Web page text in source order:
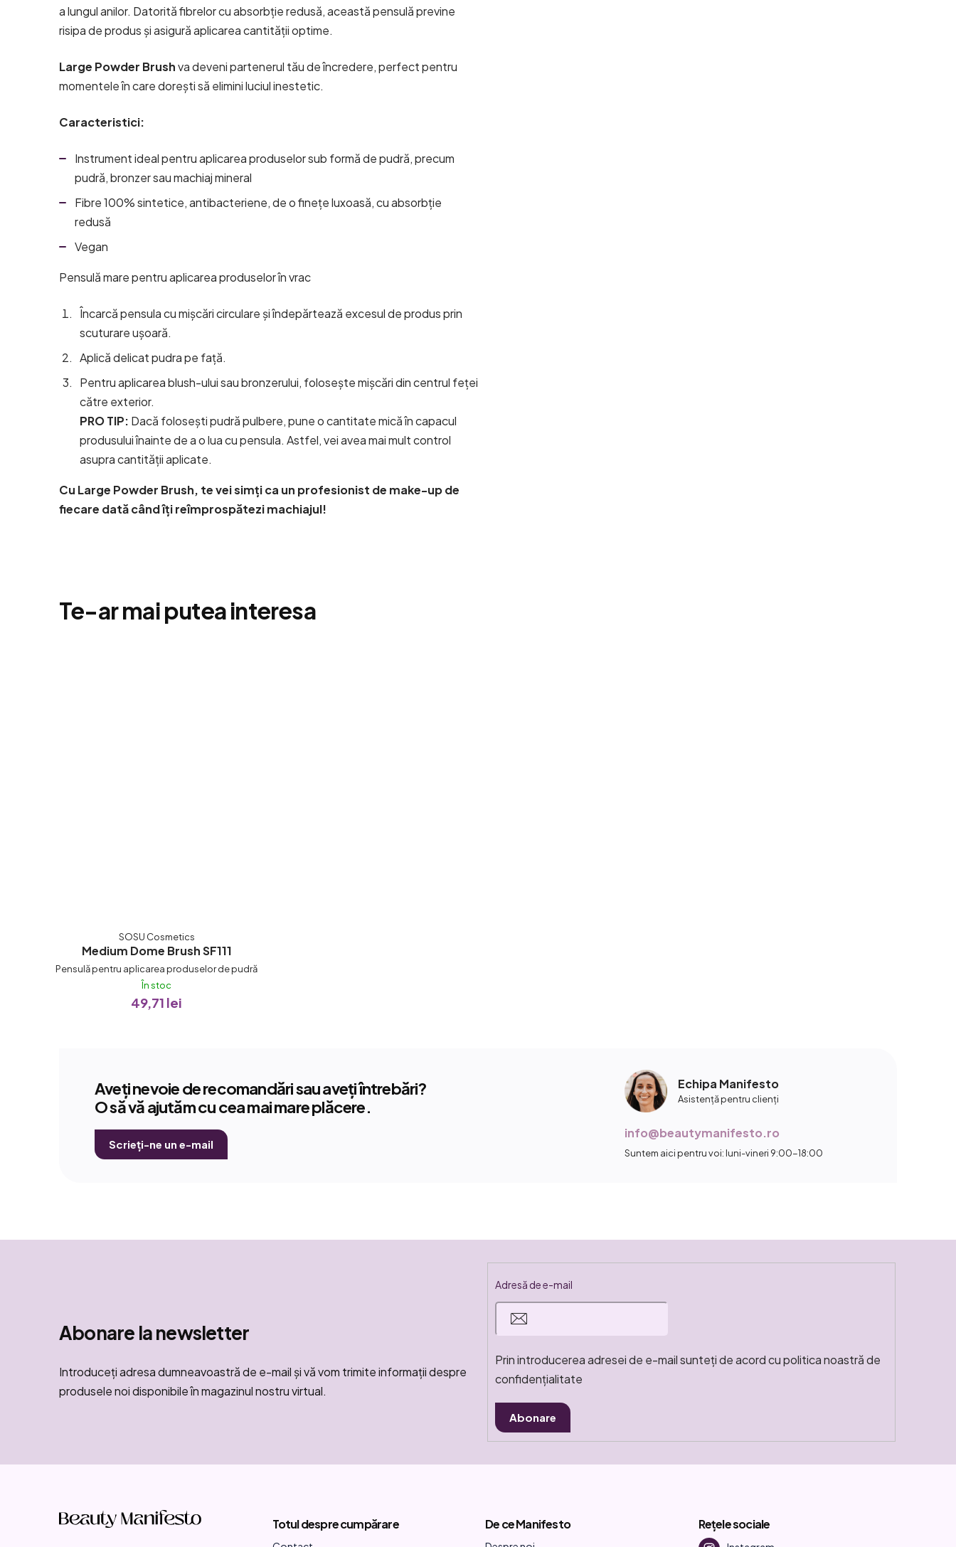
a lungul anilor. Datorită fibrelor cu absorbție redusă, această pensulă previne
risipa de produs și asigură aplicarea cantității optime.
Large Powder Brushva deveni partenerul tău de încredere, perfect pentru
momentele în care dorești să elimini luciul inestetic.
Caracteristici:
Instrument ideal pentru aplicarea produselor sub formă de pudră, precum
pudră, bronzer sau machiaj mineral
Fibre 100% sintetice, antibacteriene, de o finețe luxoasă, cu absorbție
redusă
Vegan
Pensulă mare pentru aplicarea produselor în vrac
Încarcă pensula cu mișcări circulare și îndepărtează excesul de produs prin
scuturare ușoară.
Aplică delicat pudra pe față.
Pentru aplicarea blush-ului sau bronzerului, folosește mișcări din centrul feței
către exterior.
PRO TIP: Dacă folosești pudră pulbere, pune o cantitate mică în capacul
produsului înainte de a o lua cu pensula. Astfel, vei avea mai mult control
asupra cantității aplicate.
Cu Large Powder Brush, te vei simți ca un profesionist de make-up de
fiecare dată când îți reîmprospătezi machiajul!
Te-ar mai putea interesa
Medium Dome Brush SF111
SOSU Cosmetics
În stoc
49,71 lei
Pensulă pentru aplicarea produselor de pudră
Aveți nevoie de recomandări sau aveți întrebări?
O să vă ajutăm cu cea mai mare plăcere.
Scrieți-ne un e-mail
Echipa Manifesto
Asistență pentru clienți
info@beautymanifesto.ro
Suntem aici pentru voi: luni-vineri 9:00-18:00
Abonare la newsletter
Introduceţi adresa dumneavoastră de e-mail şi vă vom trimite informaţii despre
produsele noi disponibile în magazinul nostru virtual.
Adresă de e-mail
Prin introducerea adresei de e-mail sunteți de acord cu politica noastră de
confidențialitate
Abonare
Totul despre cumpărare De ce Manifesto Rețele sociale